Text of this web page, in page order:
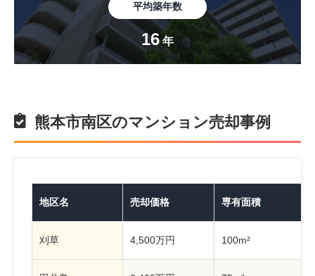
平均築年数
16 年
熊本市南区のマンション売却事例
地区名 売却価格 専有面積
刈草 4,500万円 100m²